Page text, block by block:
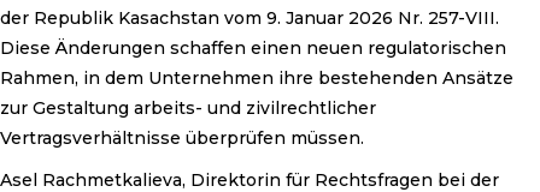
der Republik Kasachstan vom 9. Januar 2026 Nr. 257-VIII.
Diese Änderungen schaffen einen neuen regulatorischen
Rahmen, in dem Unternehmen ihre bestehenden Ansätze
zur Gestaltung arbeits- und zivilrechtlicher
Vertragsverhältnisse überprüfen müssen.
Asel Rachmetkalieva, Direktorin für Rechtsfragen bei der